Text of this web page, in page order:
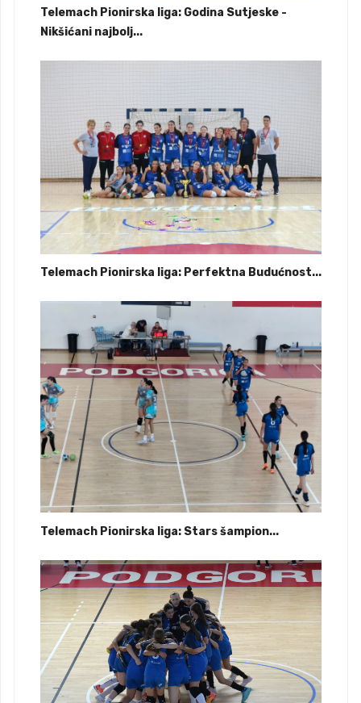
Telemach Pionirska liga: Godina Sutjeske -
Nikšićani najbolj...
Telemach Pionirska liga: Perfektna Budućnost...
Telemach Pionirska liga: Stars šampion...